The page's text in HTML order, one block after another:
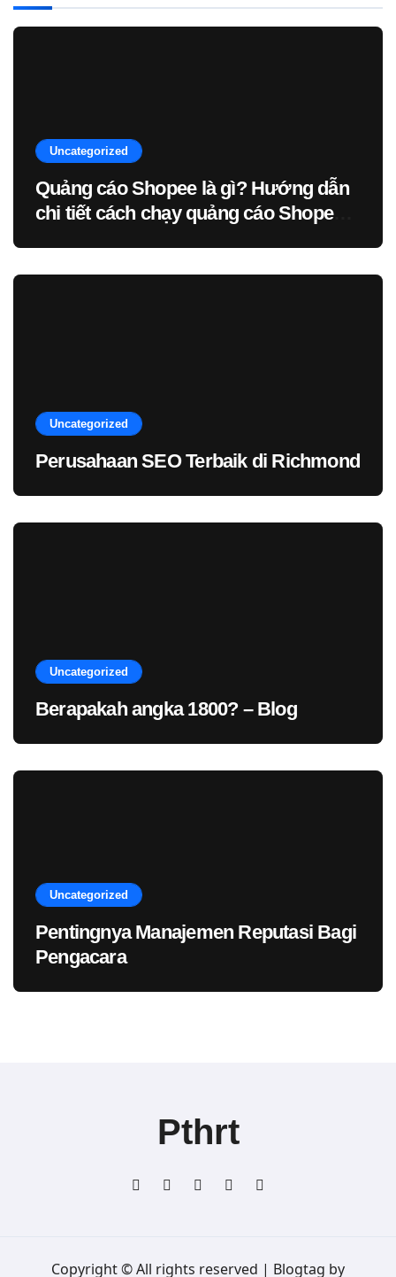
Uncategorized
Quảng cáo Shopee là gì? Hướng dẫn
chi tiết cách chạy quảng cáo Shopee –
Uncategorized
Perusahaan SEO Terbaik di Richmond
Uncategorized
Berapakah angka 1800? – Blog
Uncategorized
Pentingnya Manajemen Reputasi Bagi
Pengacara
Pthrt
Copyright © All rights reserved | Blogtag by